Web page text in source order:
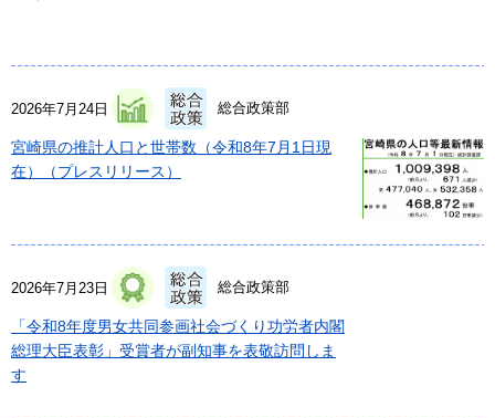
2026年7月24日 総合政策部
宮崎県の推計人口と世帯数（令和8年7月1日現
在）（プレスリリース）
2026年7月23日 総合政策部
「令和8年度男女共同参画社会づくり功労者内閣
総理大臣表彰」受賞者が副知事を表敬訪問しま
す